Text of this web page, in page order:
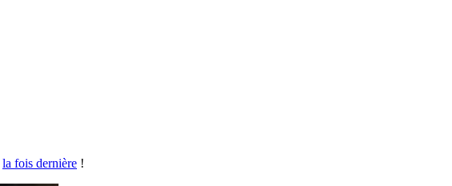
la fois dernière !